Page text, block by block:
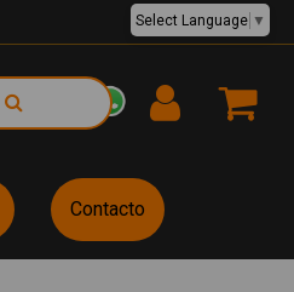
EUR €
Select Language ▼
Contacto